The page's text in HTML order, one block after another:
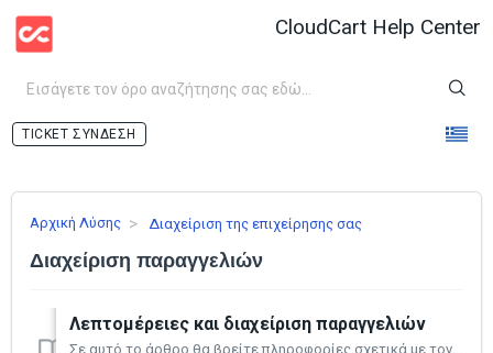
CloudCart Help Center
ΣΎΝΔΕΣΗ
Αρχική Λύσης Διαχείριση της επιχείρησης σας
Διαχείριση παραγγελιών
Λεπτομέρειες και διαχείριση παραγγελιών
Σε αυτό το άρθρο θα βρείτε πληροφορίες σχετικά με τον τρόπο παρακολούθησης και επεξεργασίας των παραγγελιών στο κατάστημα σας. Στην ενότητα παραγγελιών σ...